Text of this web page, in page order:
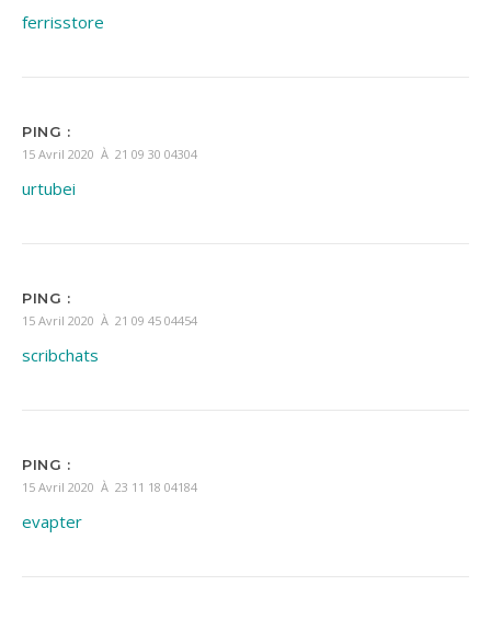
ferrisstore
PING :
15 Avril 2020 À 21 09 30 04304
urtubei
PING :
15 Avril 2020 À 21 09 45 04454
scribchats
PING :
15 Avril 2020 À 23 11 18 04184
evapter